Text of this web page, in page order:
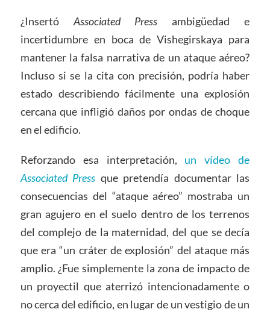
¿Insertó Associated Press ambigüedad e
incertidumbre en boca de Vishegirskaya para
mantener la falsa narrativa de un ataque aéreo?
Incluso si se la cita con precisión, podría haber
estado describiendo fácilmente una explosión
cercana que infligió daños por ondas de choque
en el edificio.
Reforzando esa interpretación, un vídeo de
Associated Press que pretendía documentar las
consecuencias del “ataque aéreo” mostraba un
gran agujero en el suelo dentro de los terrenos
del complejo de la maternidad, del que se decía
que era “un cráter de explosión” del ataque más
amplio. ¿Fue simplemente la zona de impacto de
un proyectil que aterrizó intencionadamente o
no cerca del edificio, en lugar de un vestigio de un